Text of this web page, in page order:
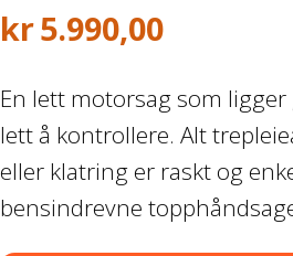
Båthenger
Varehenger
kr5.990,00
En lett motorsag som
lett å kontrollere. Alt
eller klatring er raskt og
bensindrevne